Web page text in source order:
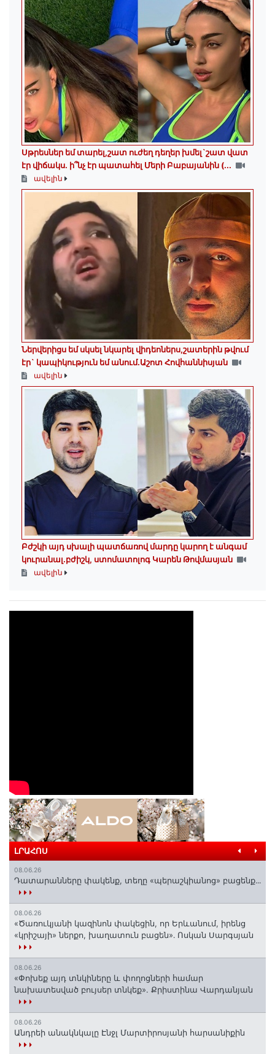
Սթրեսներ եմ տարել,շատ ուժեղ դեղեր խմել`շատ վատ
էր վիճակս. ի՞նչ էր պատահել Մերի Բաբայանին (...
ավելին
Ներվերիցս եմ սկսել նկարել վիդեոներս,շատերին թվում
էր` կապիկություն եմ անում.Աշոտ Հովհաննիսյան
ավելին
Բժշկի այդ սխալի պատճառով մարդը կարող է անգամ
կուրանալ.բժիշկ, ստոմատոլոգ Կարեն Թովմասյան
ավելին
ԼՐԱՀՈՍ
08.06.26
Դատարանները փակենք, տեղը «պերաշկիանոց» բացենք․․․
08.06.26
«Ծառուկյանի կազինոն փակեցին, որ Երևանում, իրենց
«կրիշայի» ներքո, խաղատուն բացեն»․ Ոսկան Սարգսյան
08.06.26
«Փոխեք այդ տնկիները և փողոցների համար
նախատեսված բույսեր տնկեք». Քրիստինա Վարդանյան
08.06.26
Անդրեի անակնկալը Էնջլ Մարտիրոսյանի հարսանիքին